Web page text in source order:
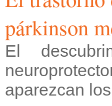
párkinson
El
aparezcan